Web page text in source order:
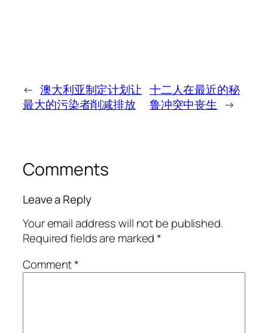
← 澳大利亚制定计划让
最大的污染者削减排放
十二人在最近的秘
鲁冲突中丧生 →
Comments
Leave a Reply
Your email address will not be published.
Required fields are marked*
Comment*